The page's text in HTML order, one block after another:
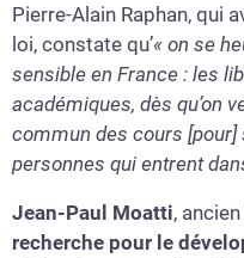
Pierre-Alain Raphan, qui
loi, constate qu’« on se
sensible en France : les
académiques, dès qu’on
commun des cours [pour]
personnes qui entrent
Jean-Paul Moatti, ancien
recherche pour le